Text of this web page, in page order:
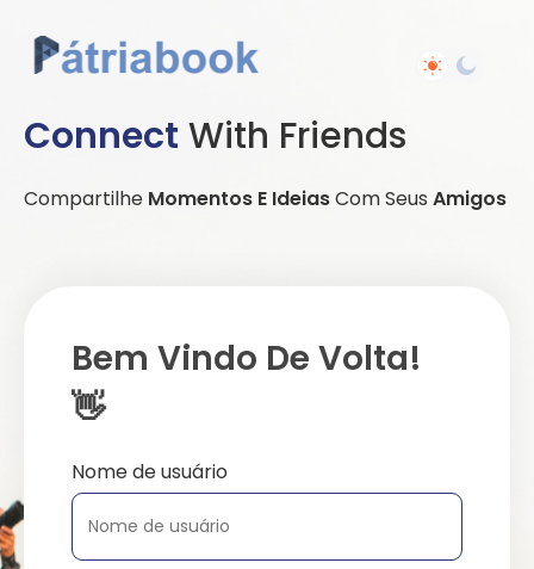
Connect With Friends
Compartilhe Momentos E IdeiasCom Seus Amigos
Bem Vindo De Volta!
👋
Nome de usuário